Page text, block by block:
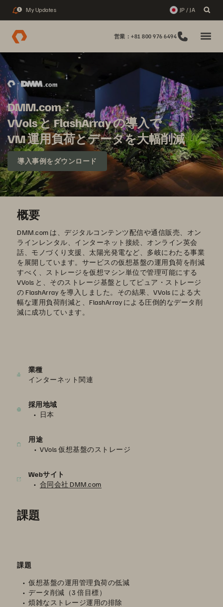
1 My Updates JP / JA
営業：+81 800 976 6494
DMM.com：
VVols と FlashArray の導入で
VM 運用負荷とデータを大幅削減
導入事例をダウンロード
概要
DMM.com は、デジタルコンテンツ配信や通信販売、オン
ラインレンタル、インターネット接続、オンライン英会
話、モノづくり支援、太陽光発電など、多岐にわたる事業
を展開しています。サービスの仮想基盤の運用負荷を削減
すべく、ストレージを仮想マシン単位で管理可能にする
VVols と、そのストレージ基盤としてピュア・ストレージ
の FlashArray を導入しました。その結果、VVols による大
幅な運用負荷削減と、FlashArray による圧倒的なデータ削
減に成功しています。
業種
インターネット関連
採用地域
日本
用途
VVols 仮想基盤のストレージ
Webサイト
合同会社 DMM.com
課題
課題
仮想基盤の運用管理負荷の低減
データ削減（3 倍目標）
煩雑なストレージ運用の排除